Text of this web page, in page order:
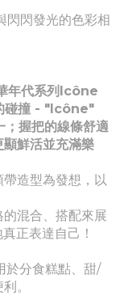
閃閃發光的色彩相
年代系列Icône
碰撞 - "Icône"
握把的線條舒適
鮮活並充滿樂
造型為發想，以
混合、搭配來展
正表達自己！
於分食糕點、甜/
。